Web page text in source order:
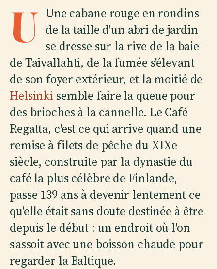
U Une cabane rouge en rondins
de la taille d'un abri de jardin
se dresse sur la rive de la baie
de Taivallahti, de la fumée s'élevant
de son foyer extérieur, et la moitié de
Helsinki semble faire la queue pour
des brioches à la cannelle. Le Café
Regatta, c'est ce qui arrive quand une
remise à filets de pêche du XIXe
siècle, construite par la dynastie du
café la plus célèbre de Finlande,
passe 139 ans à devenir lentement ce
qu'elle était sans doute destinée à être
depuis le début : un endroit où l'on
s'assoit avec une boisson chaude pour
regarder la Baltique.